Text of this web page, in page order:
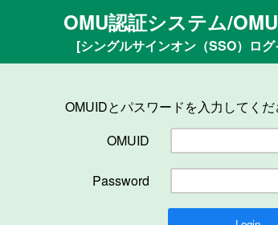
OMU認証システム/
[シングルサインオン（SSO）ロ
OMUIDとパスワードを入力してく
OMUID
Password